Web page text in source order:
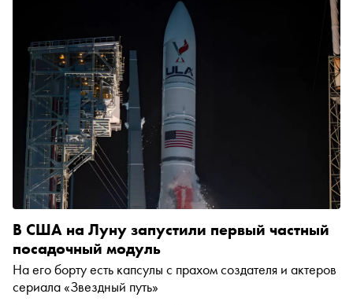
В США на Луну запустили первый частный
посадочный модуль
На его борту есть капсулы с прахом создателя и актеров
сериала «Звездный путь»